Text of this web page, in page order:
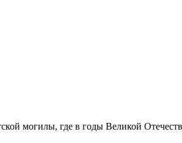
могилы, где в годы Великой